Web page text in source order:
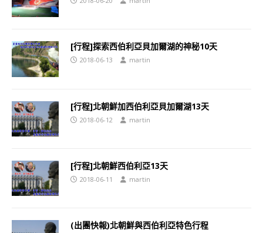
[行程]探索西伯利亞貝加爾湖的神秘10天
2018-06-13 martin
[行程]北朝鮮加西伯利亞貝加爾湖13天
2018-06-12 martin
[行程]北朝鮮西伯利亞13天
2018-06-11 martin
(出團快報)北朝鮮與西伯利亞特色行程